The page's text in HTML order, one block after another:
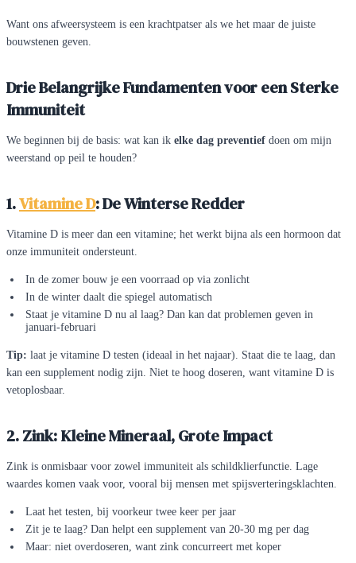
Want ons afweersysteem is een krachtpatser als we het maar de juiste
bouwstenen geven.
Drie Belangrijke Fundamenten voor een Sterke
Immuniteit
We beginnen bij de basis: wat kan ik elke dag preventief doen om mijn
weerstand op peil te houden?
1.Vitamine D: De Winterse Redder
Vitamine D is meer dan een vitamine; het werkt bijna als een hormoon dat
onze immuniteit ondersteunt.
In de zomer bouw je een voorraad op via zonlicht
In de winter daalt die spiegel automatisch
Staat je vitamine D nu al laag? Dan kan dat problemen geven in
januari-februari
Tip: laat je vitamine D testen (ideaal in het najaar). Staat die te laag, dan
kan een supplement nodig zijn. Niet te hoog doseren, want vitamine D is
vetoplosbaar.
2. Zink: Kleine Mineraal, Grote Impact
Zink is onmisbaar voor zowel immuniteit als schildklierfunctie. Lage
waardes komen vaak voor, vooral bij mensen met spijsverteringsklachten.
Laat het testen, bij voorkeur twee keer per jaar
Zit je te laag? Dan helpt een supplement van 20-30 mg per dag
Maar: niet overdoseren, want zink concurreert met koper